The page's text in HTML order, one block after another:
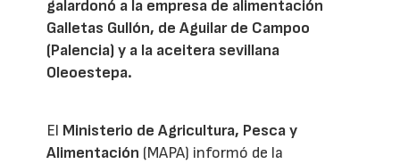
galardonó a la empresa de alimentación
Galletas Gullón, de Aguilar de Campoo
(Palencia) y a la aceitera sevillana
Oleoestepa.
El Ministerio de Agricultura, Pesca y
Alimentación (MAPA) informó de la